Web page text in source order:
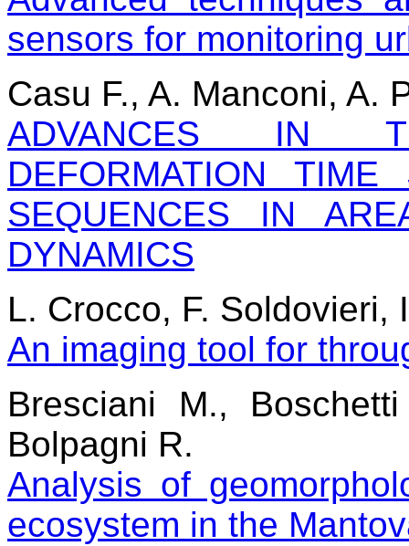
sensors for monitoring
Casu F., A. Manconi, A.
ADVANCES IN
DEFORMATION
SEQUENCES IN
DYNAMICS
L. Crocco, F. Soldovieri,
An imaging tool for
Bresciani M.,
Bolpagni R.
Analysis of
ecosystem in the